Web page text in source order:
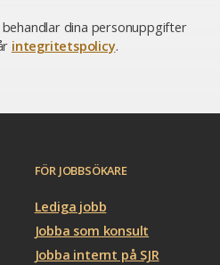
dina personuppgifter
integritetspolicy.
FÖR JOBBSÖKARE
Lediga jobb
Jobba som konsult
Jobba internt på SJR